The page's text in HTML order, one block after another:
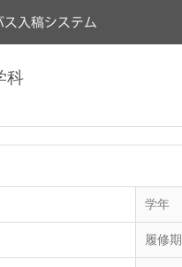
科
学年
履修期